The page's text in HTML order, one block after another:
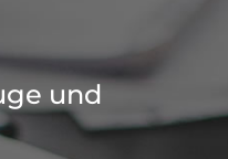
und